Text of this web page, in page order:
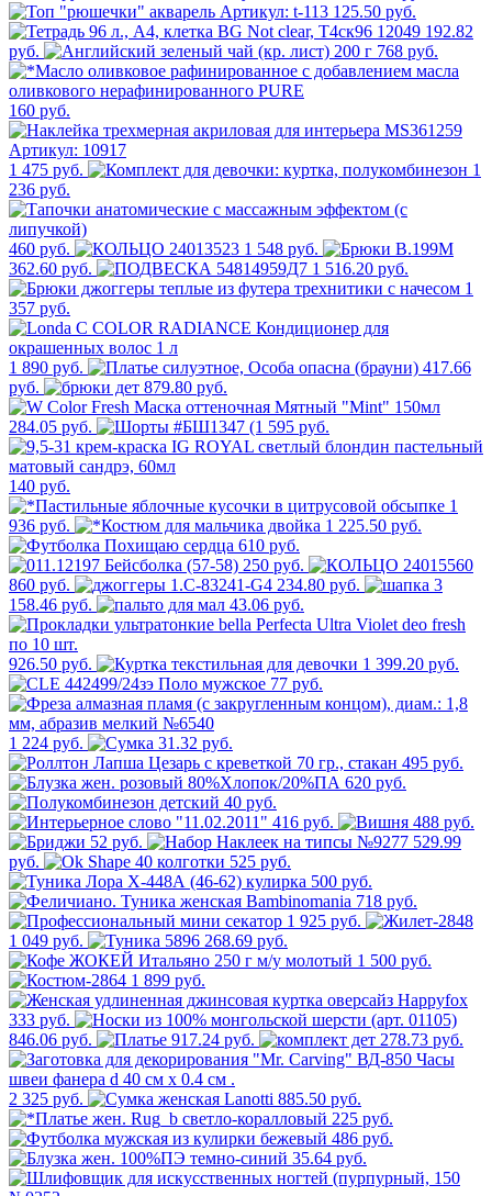
125.50 руб.
192.82
руб.
768 руб.
160 руб.
1 475 руб.
1
236 руб.
460 руб.
1 548 руб.
362.60 руб.
1 516.20 руб.
1
357 руб.
1 890 руб.
417.66
руб.
879.80 руб.
284.05 руб. 595 руб.
140 руб.
1
936 руб.
1 225.50 руб.
610 руб.
250 руб.
860 руб.
234.80 руб.
3
158.46 руб.
43.06 руб.
926.50 руб.
1 399.20 руб.
77 руб.
1 224 руб.
31.32 руб.
495 руб.
620 руб.
40 руб.
416 руб.
488 руб.
52 руб.
529.99
руб.
525 руб.
500 руб.
718 руб.
1 925 руб.
1 049 руб.
268.69 руб.
1 500 руб.
1 899 руб.
333 руб.
846.06 руб.
917.24 руб. 278.73 руб.
2 325 руб.
885.50 руб.
225 руб.
486 руб.
35.64 руб.